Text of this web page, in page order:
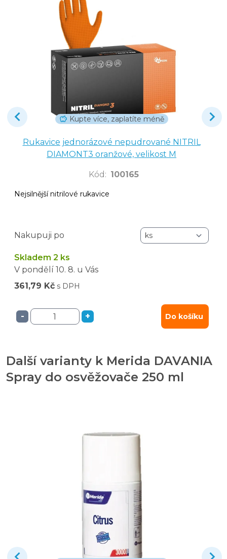
Kupte více, zaplatíte méně
Rukavice jednorázové nepudrované NITRIL
DIAMONT3 oranžové, velikost M
Kód : 100165
Nejsilnější nitrilové rukavice
Nakupuji po
Skladem 2 ks
V pondělí 10. 8. u Vás
361,79 Kč s DPH
- + Do košíku
Další varianty k Merida DAVANIA
Spray do osvěžovače 250 ml